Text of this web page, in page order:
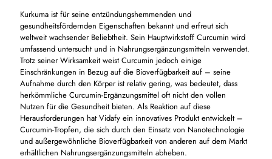
Kurkuma ist für seine entzündungshemmenden und
gesundheitsfördernden Eigenschaften bekannt und erfreut sich
weltweit wachsender Beliebtheit. Sein Hauptwirkstoff Curcumin wird
umfassend untersucht und in Nahrungsergänzungsmitteln verwendet.
Trotz seiner Wirksamkeit weist Curcumin jedoch einige
Einschränkungen in Bezug auf die Bioverfügbarkeit auf – seine
Aufnahme durch den Körper ist relativ gering, was bedeutet, dass
herkömmliche Curcumin-Ergänzungsmittel oft nicht den vollen
Nutzen für die Gesundheit bieten. Als Reaktion auf diese
Herausforderungen hat Vidafy ein innovatives Produkt entwickelt –
Curcumin-Tropfen, die sich durch den Einsatz von Nanotechnologie
und außergewöhnliche Bioverfügbarkeit von anderen auf dem Markt
erhältlichen Nahrungsergänzungsmitteln abheben.